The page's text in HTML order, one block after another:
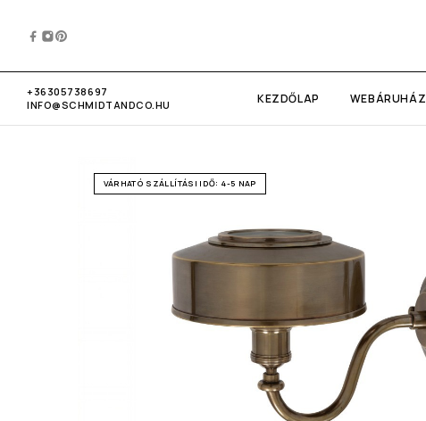
+36305738697
INFO@SCHMIDTANDCO.HU
KEZDŐLAP WEBÁRUHÁZ
VÁRHATÓ SZÁLLÍTÁSI IDŐ: 4-5 NAP